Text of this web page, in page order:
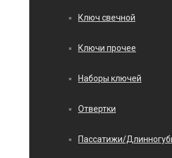
Ключ свечной
Ключи прочее
Наборы ключей
Отвертки
Пассатижи/